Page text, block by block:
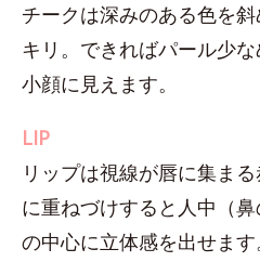
チークは深みのある色を
キリ。できればパール少
小顔に見えます。
LIP
リップは視線が唇に集ま
に重ねづけすると人中（
の中心に立体感を出せます